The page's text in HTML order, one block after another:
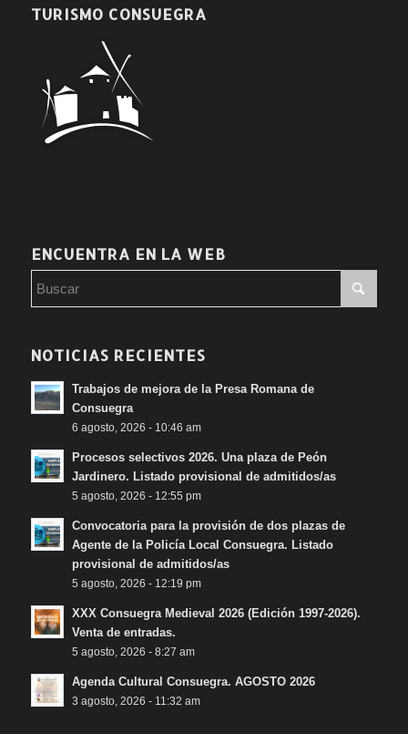
TURISMO CONSUEGRA
ENCUENTRA EN LA WEB
NOTICIAS RECIENTES
Trabajos de mejora de la Presa Romana de
Consuegra
6 agosto, 2026 - 10:46 am
Procesos selectivos 2026. Una plaza de Peón
Jardinero. Listado provisional de admitidos/as
5 agosto, 2026 - 12:55 pm
Convocatoria para la provisión de dos plazas de
Agente de la Policía Local Consuegra. Listado
provisional de admitidos/as
5 agosto, 2026 - 12:19 pm
XXX Consuegra Medieval 2026 (Edición 1997-2026).
Venta de entradas.
5 agosto, 2026 - 8:27 am
Agenda Cultural Consuegra. AGOSTO 2026
3 agosto, 2026 - 11:32 am